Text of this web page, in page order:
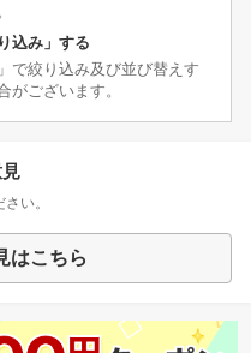
込み」する
で絞り込み及び並び替えす
がございます。
い。
はこちら